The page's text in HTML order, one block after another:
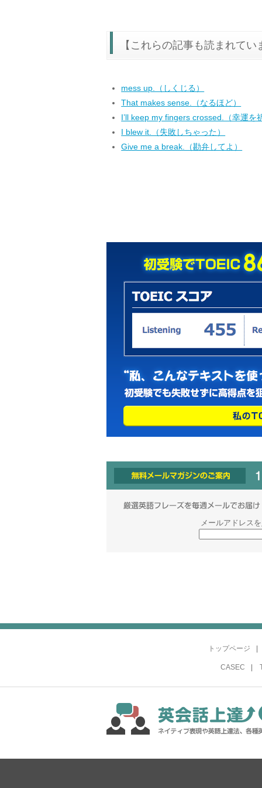
【これらの記事も読まれてい
mess up.（しくじる）
That makes sense.（なるほど）
I’ll keep my fingers crossed.（幸運を
I blew it.（失敗しちゃった）
Give me a break.（勘弁してよ）
メールアドレス
トップページ
CASEC